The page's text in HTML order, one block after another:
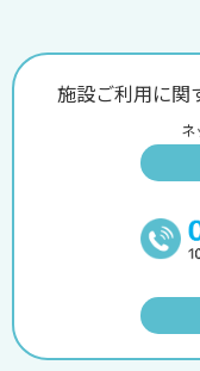
施設ご利用に関
ネ